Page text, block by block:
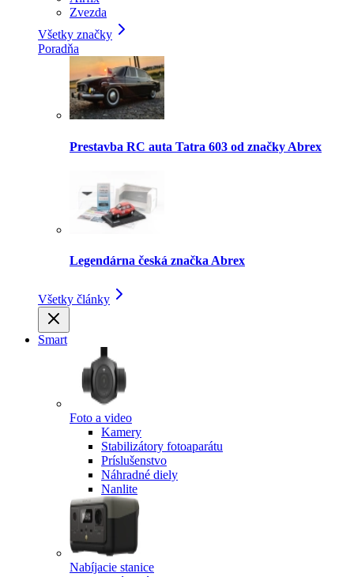
Zvezda
Všetky značky
Poradňa
Prestavba RC auta Tatra 603 od značky Abrex
Legendárna česká značka Abrex
Všetky články
Smart
Foto a video
Kamery
Stabilizátory fotoaparátu
Príslušenstvo
Náhradné diely
Nanlite
Nabíjacie stanice